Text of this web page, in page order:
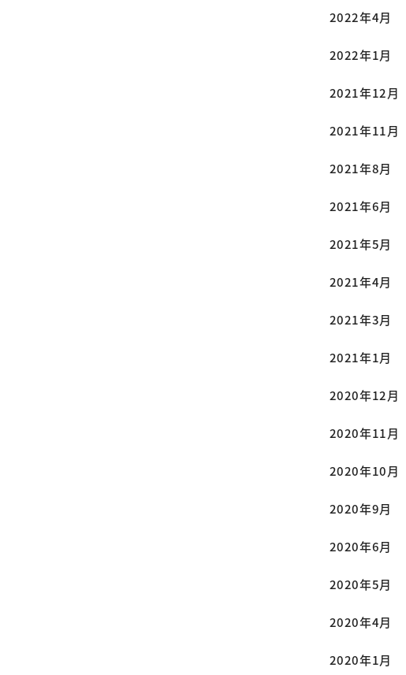
2022年4月
2022年1月
2021年12月
2021年11月
2021年8月
2021年6月
2021年5月
2021年4月
2021年3月
2021年1月
2020年12月
2020年11月
2020年10月
2020年9月
2020年6月
2020年5月
2020年4月
2020年1月